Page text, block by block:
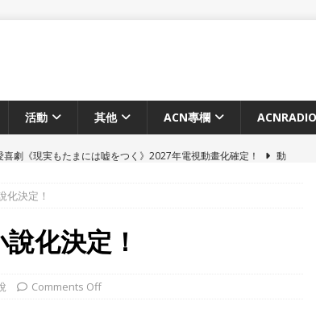
活動 其他 ACN專欄 ACNRADIO
夜動畫化決定 2026年Netflix世界獨佔配信
in HongKong 5月10日舉辦
《謎攻少女》 香港上映
定！由京都動畫製作
化決定！
化決定！
Comments Off